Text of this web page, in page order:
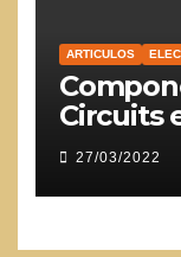
ARTICULOS
Circuits
27/03/2022